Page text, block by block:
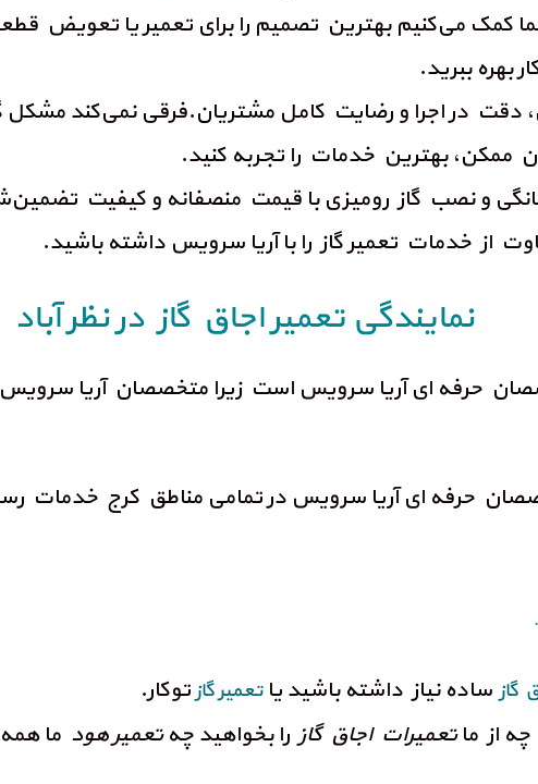
کمک می‌کنیم بهترین تصمیم را برای تعمیر یا تعویض
بهره ببرید.
دقت در اجرا و رضایت کامل مشتریان.فرقی نمی‌کند مشکل
ممکن، بهترین خدمات را تجربه کنید.
و نصب گاز رومیزی با قیمت منصفانه و کیفیت
از خدمات تعمیر گاز را با آریا سرویس داشته باشید.
نمایندگی تعمیر اجاق گاز در نظر آباد
حرفه ای آریا سرویس است زیرا متخصصان آریا
حرفه ای آریا سرویس در تمامی مناطق کرج خدمات
گاز ساده نیاز داشته باشید یاتعمیر گازتوکار.
از ماتعمیرات اجاق گاز را بخواهید چهتعمیر هود ما